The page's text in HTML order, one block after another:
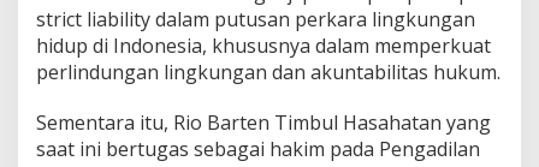
i
s
H
u
u
m
G
strict liability dalam putusan perkara lingkungan
hidup di Indonesia, khususnya dalam memperkuat
perlindungan lingkungan dan akuntabilitas hukum.
Sementara itu, Rio Barten Timbul Hasahatan yang
saat ini bertugas sebagai hakim pada Pengadilan